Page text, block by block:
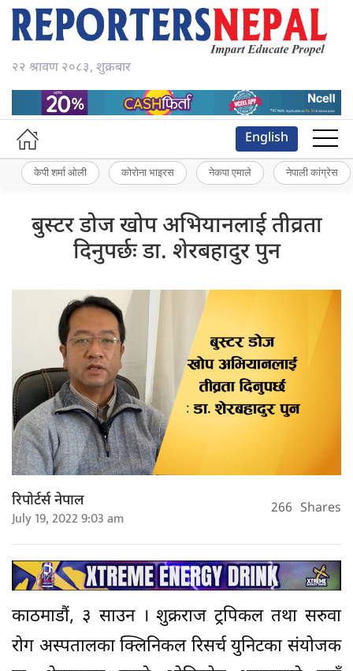
२२ श्रावण २०८३, शुक्रबार
English
केपी शर्मा ओली कोरोना भाइरस नेकपा एमाले नेपाली कांग्रेस
बुस्टर डोज खोप अभियानलाई तीव्रता
दिनुपर्छः डा. शेरबहादुर पुन
रिपोर्टर्स नेपाल
July 19, 2022 9:03 am 266 Shares
काठमाडौं, ३ साउन । शुक्रराज ट्रपिकल तथा सरुवा
रोग अस्पतालका क्लिनिकल रिसर्च युनिटका संयोजक